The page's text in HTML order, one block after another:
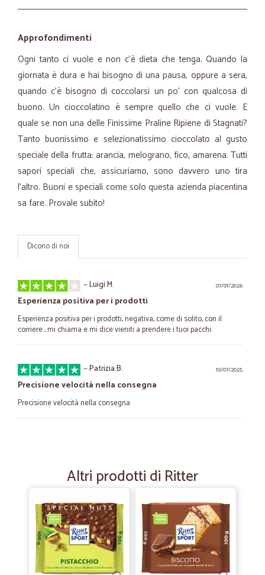
Approfondimenti
Ogni tanto ci vuole e non c’è dieta che tenga. Quando la
giornata è dura e hai bisogno di una pausa, oppure a sera,
quando c’è bisogno di coccolarsi un po’ con qualcosa di
buono. Un cioccolatino è sempre quello che ci vuole. E
quale se non una delle Finissime Praline Ripiene di Stagnati?
Tanto buonissimo e selezionatissimo cioccolato al gusto
speciale della frutta: arancia, melograno, fico, amarena. Tutti
sapori speciali che, assicuriamo, sono davvero uno tira
l’altro. Buoni e speciali come solo questa azienda piacentina
sa fare. Provale subito!
Dicono di noi
07/01/2026
—Luigi M.
Esperienza positiva per i prodotti
Esperienza positiva per i prodotti, negativa, come di solito, con il
corriere , mi chiama e mi dice vieniti a prendere i tuoi pacchi.
10/07/2025
—Patrizia B.
Precisione velocità nella consegna
Precisione velocità nella consegna
Spedizione fulminea prodotti sempre freschi direi tt okkk
05/12/2023
—Riccardo B.
Consegna velocissima
Consegna velocissima
Altri prodotti di Ritter